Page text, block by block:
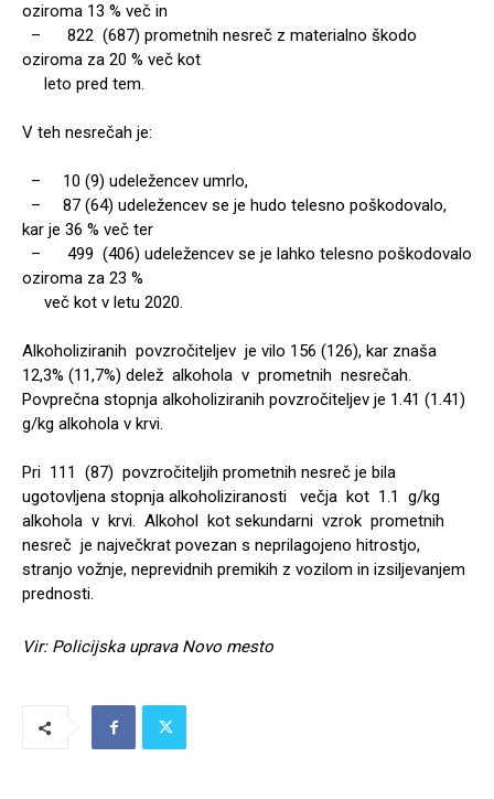
oziroma 13 % več in
– 822 (687) prometnih nesreč z materialno škodo
oziroma za 20 % več kot
leto pred tem.
V teh nesrečah je:
– 10 (9) udeležencev umrlo,
– 87 (64) udeležencev se je hudo telesno poškodovalo,
kar je 36 % več ter
– 499 (406) udeležencev se je lahko telesno poškodovalo
oziroma za 23 %
več kot v letu 2020.
Alkoholiziranih povzročiteljev je vilo 156 (126), kar znaša
12,3% (11,7%) delež alkohola v prometnih nesrečah.
Povprečna stopnja alkoholiziranih povzročiteljev je 1.41 (1.41)
g/kg alkohola v krvi.
Pri 111 (87) povzročiteljih prometnih nesreč je bila
ugotovljena stopnja alkoholiziranosti večja kot 1.1 g/kg
alkohola v krvi. Alkohol kot sekundarni vzrok prometnih
nesreč je največkrat povezan s neprilagojeno hitrostjo,
stranjo vožnje, neprevidnih premikih z vozilom in izsiljevanjem
prednosti.
Vir: Policijska uprava Novo mesto